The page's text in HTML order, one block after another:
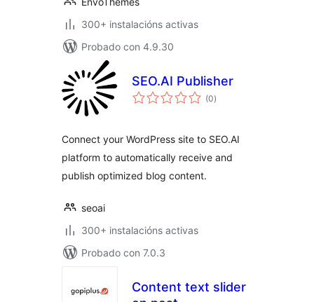
300+ instalacións activas
Probado con 4.9.30
SEO.AI Publisher
(0valoracións
totais
)
Connect your WordPress site to SEO.AI
platform to automatically receive and
publish optimized blog content.
seoai
300+ instalacións activas
Probado con 7.0.3
Content text slider